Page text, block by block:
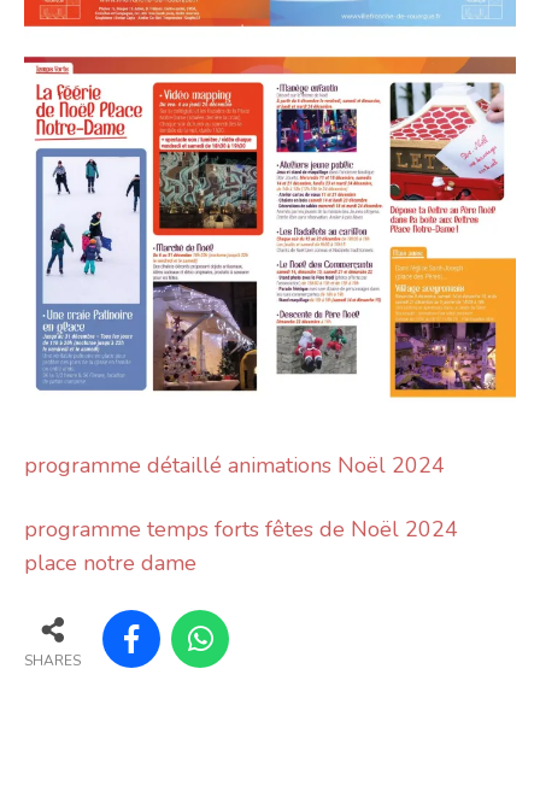
programme détaillé animations Noël 2024
programme temps forts fêtes de Noël 2024
place notre dame
SHARES